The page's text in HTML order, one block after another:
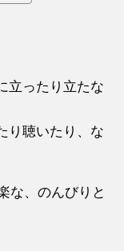
立ったり立たな
り聴いたり、な
な、のんびりと